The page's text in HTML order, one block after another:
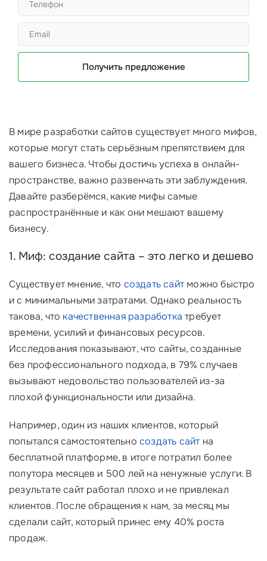
Получить предложение
В мире разработки сайтов существует много мифов,
которые могут стать серьёзным препятствием для
вашего бизнеса. Чтобы достичь успеха в онлайн-
пространстве, важно развенчать эти заблуждения.
Давайте разберёмся, какие мифы самые
распространённые и как они мешают вашему
бизнесу.
1. Миф: создание сайта – это легко и дешево
Существует мнение, что создать сайтможно быстро
и с минимальными затратами. Однако реальность
такова, что качественная разработка требует
времени, усилий и финансовых ресурсов.
Исследования показывают, что сайты, созданные
без профессионального подхода, в 79% случаев
вызывают недовольство пользователей из-за
плохой функциональности или дизайна.
Например, один из наших клиентов, который
попытался самостоятельно создать сайтна
бесплатной платформе, в итоге потратил более
полутора месяцев и 500 лей на ненужные услуги. В
результате сайт работал плохо и не привлекал
клиентов. После обращения к нам, за месяц мы
сделали сайт, который принес ему 40% роста
продаж.